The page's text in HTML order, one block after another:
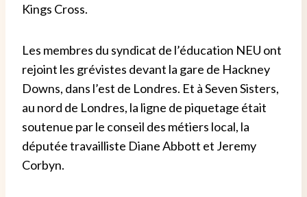
Kings Cross.
Les membres du syndicat de l’éducation NEU ont
rejoint les grévistes devant la gare de Hackney
Downs, dans l’est de Londres. Et à Seven Sisters,
au nord de Londres, la ligne de piquetage était
soutenue par le conseil des métiers local, la
députée travailliste Diane Abbott et Jeremy
Corbyn.